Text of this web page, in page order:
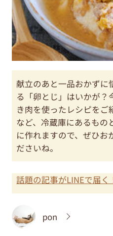
献立のあと一品おかずに
る「卵とじ」はいかが？
き肉を使ったレシピをご
など、冷蔵庫にあるもの
に作れますので、ぜひお
ださいね。
話題の記事がLINEで届
pon